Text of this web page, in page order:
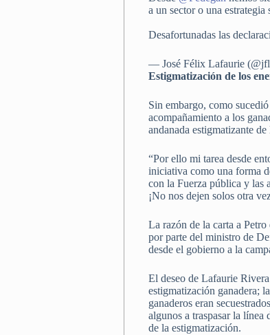
a un sector o una
Desafortunadas las
— José Félix Lafaurie
Estigmatización de los
Sin embargo, como
acompañamiento a los
andanada estigmatizante
“Por ello mi tarea desde
iniciativa como una forma
con la Fuerza pública y las
¡No nos dejen solos otra
La razón de la carta a
por parte del ministro de
desde el gobierno a la
El deseo de Lafaurie
estigmatización ganadera;
ganaderos eran
algunos a traspasar la
de la estigmatización.